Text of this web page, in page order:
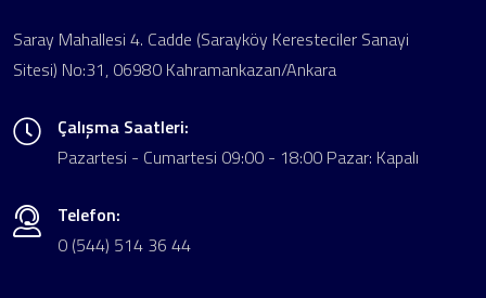
Saray Mahallesi 4. Cadde (Sarayköy Keresteciler Sanayi
Sitesi) No:31, 06980 Kahramankazan/Ankara
Çalışma Saatleri:
Pazartesi - Cumartesi 09:00 - 18:00 Pazar: Kapalı
Telefon:
0 (544) 514 36 44